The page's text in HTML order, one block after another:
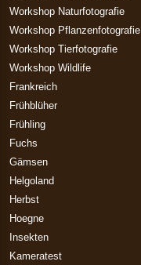
Workshop Naturfotografie
Workshop Pflanzenfotografie
Workshop Tierfotografie
Workshop Wildlife
Frankreich
Frühblüher
Frühling
Fuchs
Gämsen
Helgoland
Herbst
Hoegne
Insekten
Kameratest